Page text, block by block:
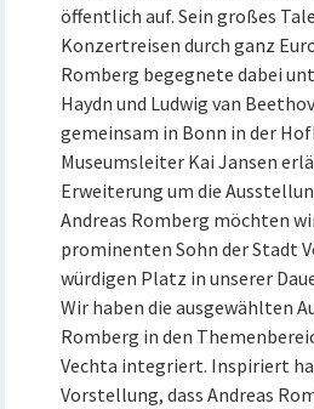
öffentlich auf. Sein großes
Konzertreisen durch ganz
Romberg begegnete dabei
Haydn und Ludwig van
gemeinsam in Bonn in der
Museumsleiter Kai Jansen
Erweiterung um die
Andreas Romberg möchten
prominenten Sohn der Stadt
würdigen Platz in unserer
Wir haben die ausgewählten
Romberg in den
Vechta integriert. Inspiriert
Vorstellung, dass Andreas